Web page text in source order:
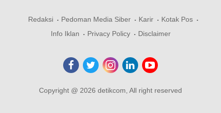
Redaksi Pedoman Media Siber Karir
Kotak Pos
Info Iklan
Privacy Policy Disclaimer
Copyright @ 2026 detikcom, All right reserved